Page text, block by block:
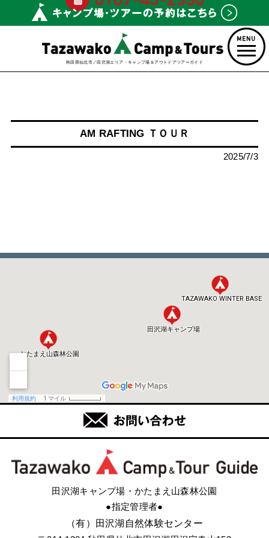
秋田県仙北市／田沢湖エリア・キャンプ場＆アウトドアツアーガイド
AM RAFTING ＴＯＵＲ
2025/7/3
田沢湖キャンプ場・かたまえ山森林公園
●指定管理者●
（有）田沢湖自然体験センター